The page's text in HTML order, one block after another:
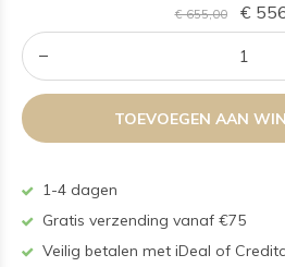
€ 655,00 €
TOEVOEGEN AAN
1-4 dagen
Gratis verzending vanaf €75
Veilig betalen met iDeal of